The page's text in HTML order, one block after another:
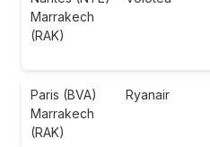
Marrakech
(RAK)
Paris (BVA)
Marrakech
(RAK)
Ryanair